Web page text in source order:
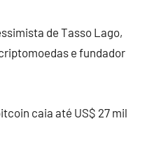
de Tasso Lago,
e fundador
caia até US$ 27 mil